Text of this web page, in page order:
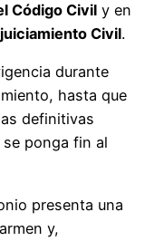
Código Civil y en
Civil.
durante
hasta que
definitivas
ponga fin al
presenta una
y,